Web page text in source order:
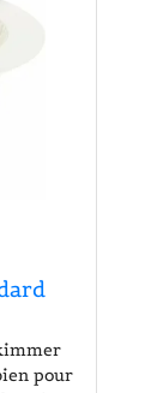
L en
une
tactile
un
de
votre
même
en
pour